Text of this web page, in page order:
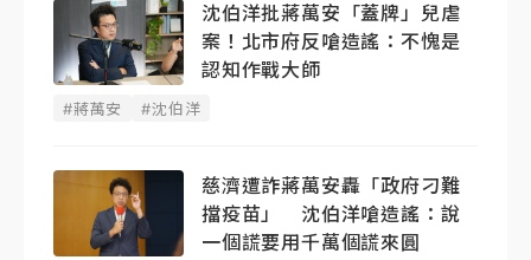
沈伯洋批蔣萬安「蓋牌」兒虐
案！北市府反嗆造謠：不愧是
認知作戰大師
#蔣萬安 #沈伯洋
慈濟遭詐蔣萬安轟「政府刁難
擋疫苗」 沈伯洋嗆造謠：說
一個謊要用千萬個謊來圓